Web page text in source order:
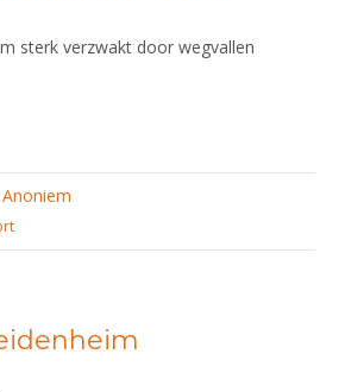
sterk verzwakt door wegvallen
Anoniem